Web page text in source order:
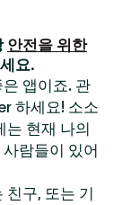
안전을 위한
요.
앱이죠. 관
하세요! 소소
현재 나의
람들이 있어
친구, 또는 기